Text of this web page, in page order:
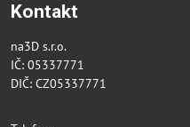
Kontakt
na3D s.r.o.
IČ: 05337771
DIČ: CZ05337771